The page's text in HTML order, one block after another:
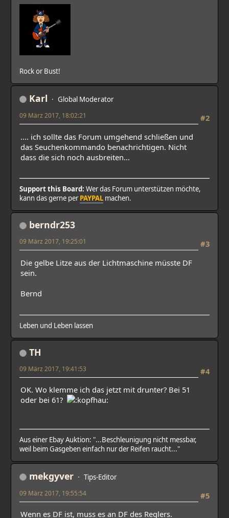
Rock or Bust!
Karl Global Moderator
#2
09 März 2017, 18:02:21
.... ich sollte das Forum umgehend schließen und
das Seuchenkommando benachrichtigen. Nicht
dass die sich noch ausbreiten...
Support this Board: Wer das Forum unterstützen möchte,
kann das gerne perPAYPAL machen.
berndr253
#3
09 März 2017, 19:25:01
Die gelbe Litze aus der Lichtmaschine müsste DF
sein.
Bernd
Leben und Leben lassen
TH
#4
09 März 2017, 19:41:53
OK. Wo klemme ich das jetzt mit drunter? Bei 51
oder bei 61?
Aus einer Ebay Auktion: "...Beschleunigung nicht messbar,
weil beim Gasgeben einfach nur der Reifen raucht..."
mekgyver Tips-Editor
#5
09 März 2017, 19:55:54
Wenn es DF ist, muss es an DF des Reglers.